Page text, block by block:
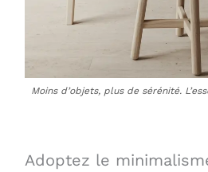
Moins d’objets, plus de sérénité.
Adoptez le